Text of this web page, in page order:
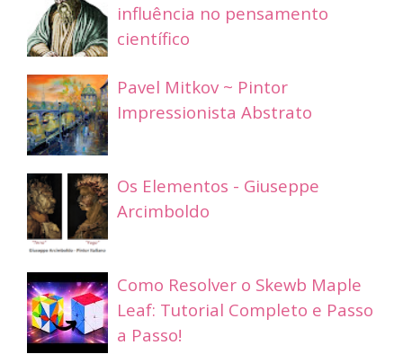
influência no pensamento
científico
Pavel Mitkov ~ Pintor
Impressionista Abstrato
Os Elementos - Giuseppe
Arcimboldo
Como Resolver o Skewb Maple
Leaf: Tutorial Completo e Passo
a Passo!